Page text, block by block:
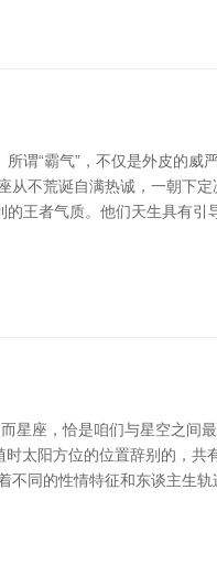
谓“霸气”，不仅是外皮的威
不荒诞自满热诚，一朝下
王者气质。他们天生具有
座，恰是咱们与星空之间
太阳方位的位置辞别的，
同的性情特征和东谈主生